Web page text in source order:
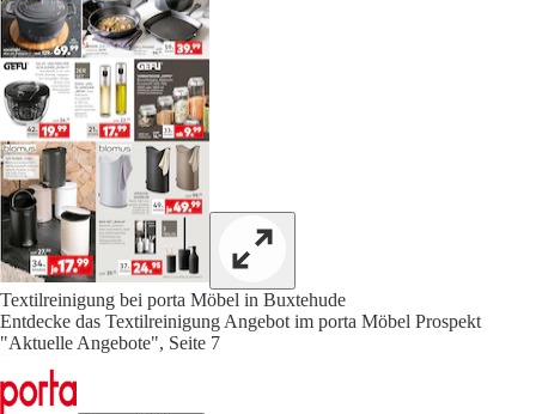
Textilreinigung bei porta Möbel in Buxtehude
Entdecke das Textilreinigung Angebot im porta Möbel Prospekt
"Aktuelle Angebote", Seite 7